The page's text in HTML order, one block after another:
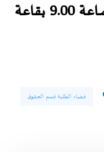
الغد الثلاثاء 28 افريل على الساعة 9.00 بقاعة
فضاء الطلبة قسم الحقوق